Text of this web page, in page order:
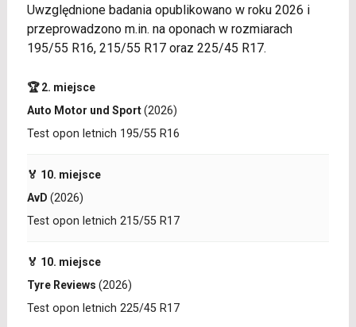
Uwzględnione badania opublikowano w roku 2026 i
przeprowadzono m.in. na oponach w rozmiarach
195/55 R16, 215/55 R17 oraz 225/45 R17.
🏆 2. miejsce
Auto Motor und Sport(2026)
Test opon letnich 195/55 R16
🏅 10. miejsce
AvD (2026)
Test opon letnich 215/55 R17
🏅 10. miejsce
Tyre Reviews (2026)
Test opon letnich 225/45 R17